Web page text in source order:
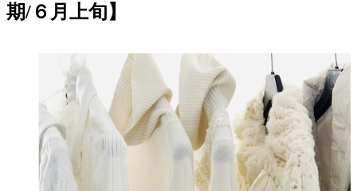
期/６月上旬】